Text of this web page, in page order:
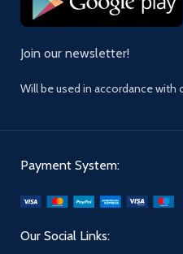
Join our newsletter!
Will be used in accordance with
Payment System:
Our Social Links: